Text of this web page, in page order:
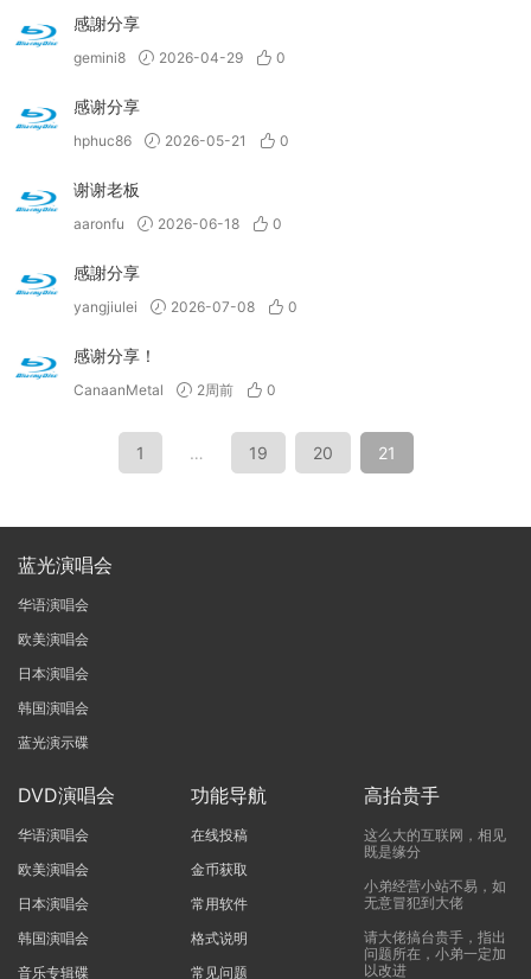
感謝分享
gemini8 2026-04-29 0
感谢分享
hphuc86 2026-05-21 0
谢谢老板
aaronfu 2026-06-18 0
感謝分享
yangjiulei 2026-07-08 0
感谢分享！
CanaanMetal 2周前 0
1 … 19 20 21
蓝光演唱会
华语演唱会
欧美演唱会
日本演唱会
韩国演唱会
蓝光演示碟
DVD演唱会
华语演唱会
欧美演唱会
日本演唱会
韩国演唱会
音乐专辑碟
功能导航
在线投稿
金币获取
常用软件
格式说明
常见问题
高抬贵手
这么大的互联网，相见
既是缘分
小弟经营小站不易，如
无意冒犯到大佬
请大佬搞台贵手，指出
问题所在，小弟一定加
以改进